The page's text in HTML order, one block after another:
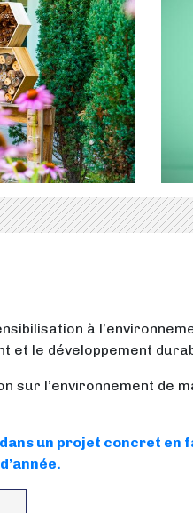
à
et le développement
sur l’environnement de
un projet concret en